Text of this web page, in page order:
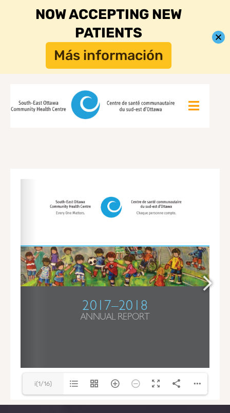
i(1/16)
NOW ACCEPTING NEW
PATIENTS
Más información